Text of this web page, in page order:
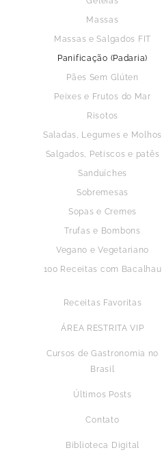
Massas
Massas e Salgados FIT
Panificação (Padaria)
Pães Sem Glúten
Peixes e Frutos do Mar
Risotos
Saladas, Legumes e Molhos
Salgados, Petiscos e patês
Sanduíches
Sobremesas
Sopas e Cremes
Trufas e Bombons
Vegano e Vegetariano
100 Receitas com Bacalhau
Receitas Favoritas
ÁREA RESTRITA VIP
Cursos de Gastronomia no
Brasil
Últimos Posts
Contato
Biblioteca Digital